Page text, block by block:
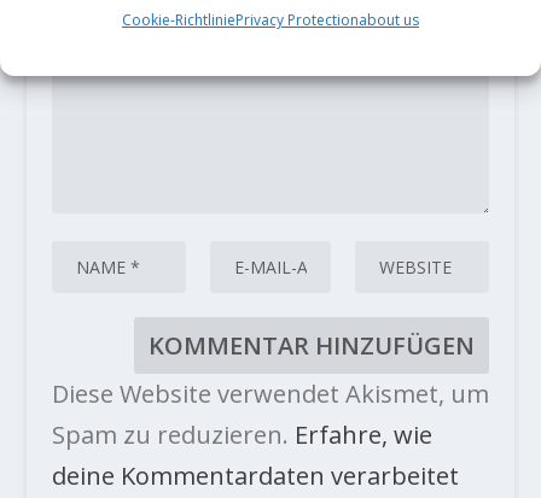
Cookie-RichtliniePrivacy Protectionabout us
Diese Website verwendet Akismet, um
Spam zu reduzieren. Erfahre, wie
deine Kommentardaten verarbeitet